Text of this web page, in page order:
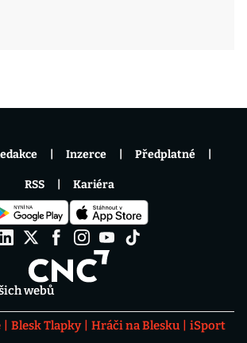
webů
Blesk Tlapky Hráči na Blesku
iSport
Inzerce Předplatné
RSS Kariéra